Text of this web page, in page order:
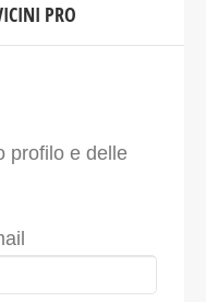
PRO
profilo e delle